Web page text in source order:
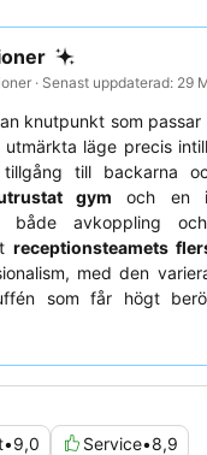
· Senast uppdaterad: 29
knutpunkt som
utmärkta läge precis
till backarna
gym och en
både avkoppling
receptionsteamets
med den
som får högt
•9,0 Service•8,9